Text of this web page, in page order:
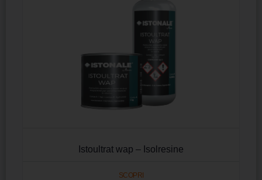
Istoultrat wap – Isolresine
SCOPRI